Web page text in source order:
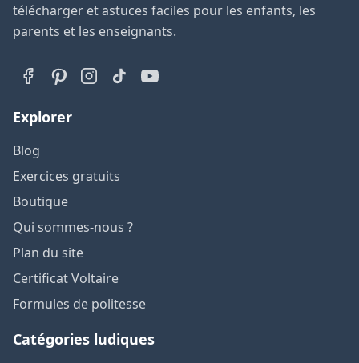
télécharger et astuces faciles pour les enfants, les
parents et les enseignants.
Explorer
Blog
Exercices gratuits
Boutique
Qui sommes-nous ?
Plan du site
Certificat Voltaire
Formules de politesse
Catégories ludiques